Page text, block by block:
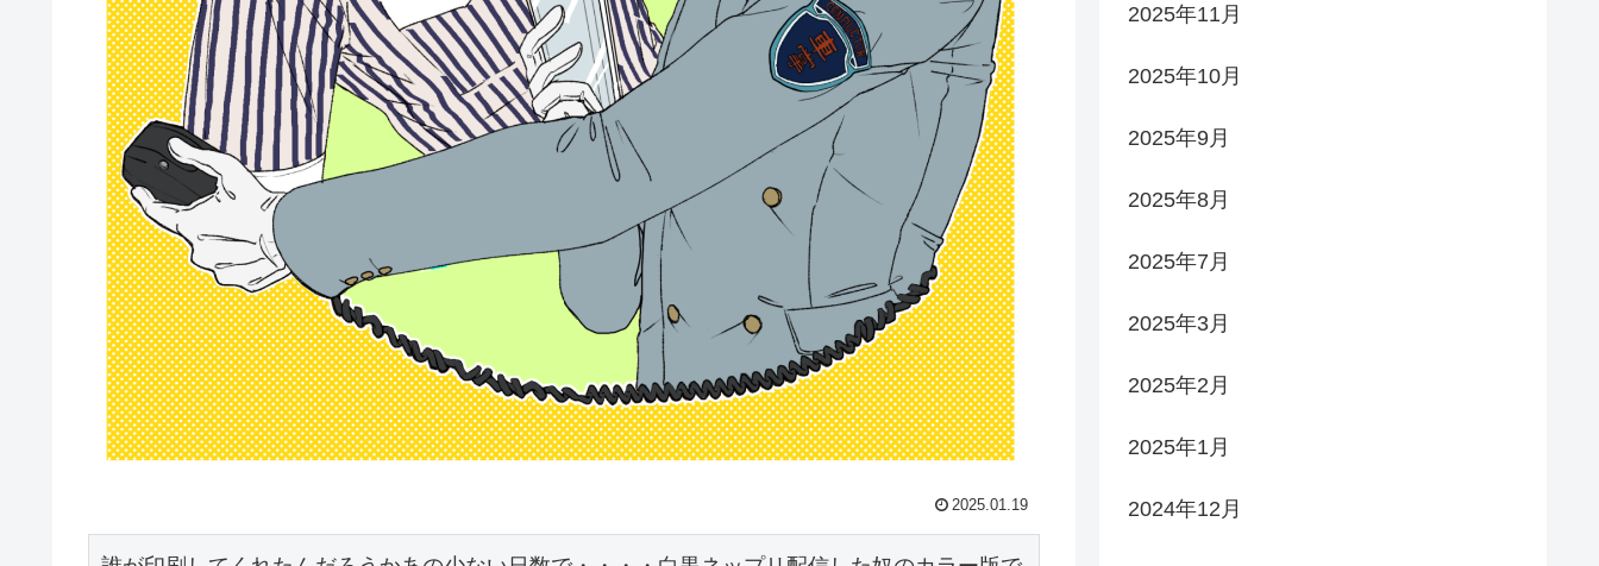
2025.01.19
2025年11月
2025年10月
2025年9月
2025年8月
2025年7月
2025年3月
2025年2月
2025年1月
2024年12月